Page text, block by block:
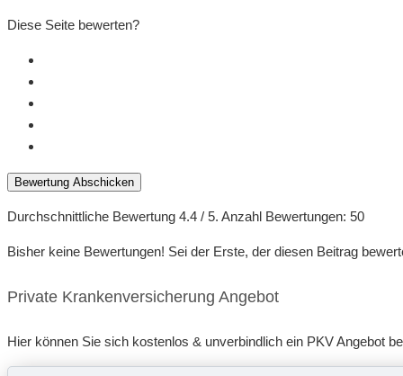
Diese Seite bewerten?
Bewertung Abschicken
Durchschnittliche Bewertung 4.4 / 5. Anzahl Bewertungen: 50
Bisher keine Bewertungen! Sei der Erste, der diesen Beitrag
Private Krankenversicherung Angebot
Hier können Sie sich kostenlos & unverbindlich ein PKV Angebot